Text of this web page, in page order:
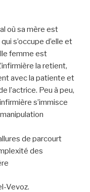
où sa mère est
s’occupe d’elle et
femme est
la retient,
avec la patiente et
l’actrice. Peu à peu,
s’immisce
de parcourt
des
Vevoz.